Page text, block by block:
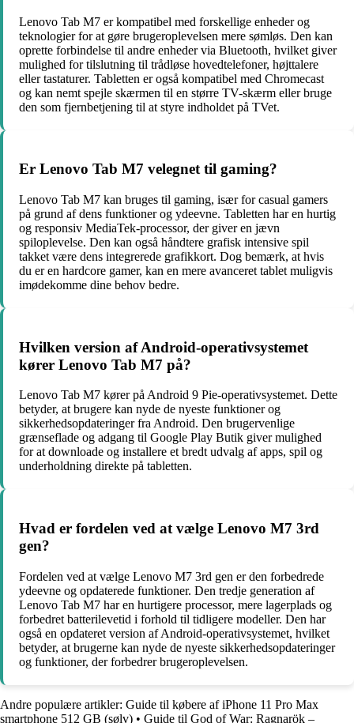
Lenovo Tab M7 er kompatibel med forskellige enheder og
teknologier for at gøre brugeroplevelsen mere sømløs. Den kan
oprette forbindelse til andre enheder via Bluetooth, hvilket giver
mulighed for tilslutning til trådløse hovedtelefoner, højttalere
eller tastaturer. Tabletten er også kompatibel med Chromecast
og kan nemt spejle skærmen til en større TV-skærm eller bruge
den som fjernbetjening til at styre indholdet på TVet.
Er Lenovo Tab M7 velegnet til gaming?
Lenovo Tab M7 kan bruges til gaming, især for casual gamers
på grund af dens funktioner og ydeevne. Tabletten har en hurtig
og responsiv MediaTek-processor, der giver en jævn
spiloplevelse. Den kan også håndtere grafisk intensive spil
takket være dens integrerede grafikkort. Dog bemærk, at hvis
du er en hardcore gamer, kan en mere avanceret tablet muligvis
imødekomme dine behov bedre.
Hvilken version af Android-operativsystemet
kører Lenovo Tab M7 på?
Lenovo Tab M7 kører på Android 9 Pie-operativsystemet. Dette
betyder, at brugere kan nyde de nyeste funktioner og
sikkerhedsopdateringer fra Android. Den brugervenlige
grænseflade og adgang til Google Play Butik giver mulighed
for at downloade og installere et bredt udvalg af apps, spil og
underholdning direkte på tabletten.
Hvad er fordelen ved at vælge Lenovo M7 3rd
gen?
Fordelen ved at vælge Lenovo M7 3rd gen er den forbedrede
ydeevne og opdaterede funktioner. Den tredje generation af
Lenovo Tab M7 har en hurtigere processor, mere lagerplads og
forbedret batterilevetid i forhold til tidligere modeller. Den har
også en opdateret version af Android-operativsystemet, hvilket
betyder, at brugerne kan nyde de nyeste sikkerhedsopdateringer
og funktioner, der forbedrer brugeroplevelsen.
Andre populære artikler: Guide til købere af iPhone 11 Pro Max
smartphone 512 GB (sølv) • Guide til God of War: Ragnarök –